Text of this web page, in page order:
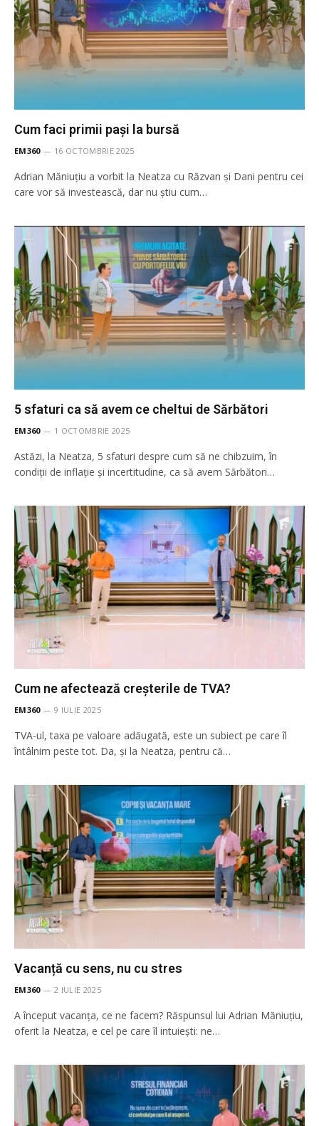
Cum faci primii pași la bursă
EM360 16 OCTOMBRIE 2025
Adrian Măniuțiu a vorbit la Neatza cu Răzvan și Dani pentru cei
care vor să investească, dar nu știu cum…
5 sfaturi ca să avem ce cheltui de Sărbători
EM360 1 OCTOMBRIE 2025
Astăzi, la Neatza, 5 sfaturi despre cum să ne chibzuim, în
condiții de inflație și incertitudine, ca să avem Sărbători…
Cum ne afectează creșterile de TVA?
EM360 9 IULIE 2025
TVA-ul, taxa pe valoare adăugată, este un subiect pe care îl
întâlnim peste tot. Da, și la Neatza, pentru că…
Vacanță cu sens, nu cu stres
EM360 2 IULIE 2025
A început vacanța, ce ne facem? Răspunsul lui Adrian Măniuțiu,
oferit la Neatza, e cel pe care îl intuiești: ne…